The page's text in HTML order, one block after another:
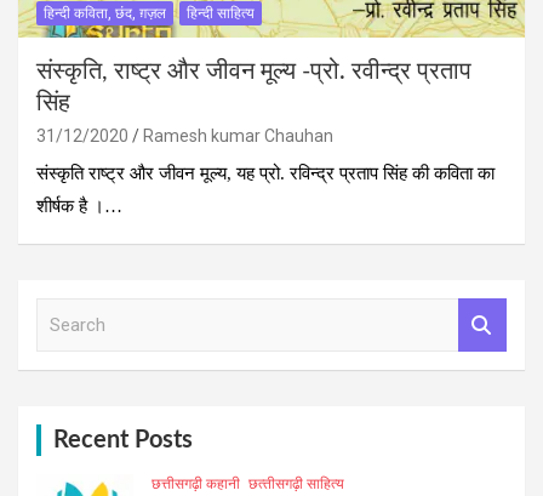
हिन्दी कविता, छंद, ग़ज़ल हिन्दी साहित्य
संस्‍कृति, राष्‍ट्र और जीवन मूल्‍य -प्रो. रवीन्‍द्र प्रताप
सिंह
31/12/2020
Ramesh kumar Chauhan
संस्‍कृति राष्‍ट्र और जीवन मूल्‍य, यह प्रो. रविन्‍द्र प्रताप सिंह की कविता का
शीर्षक है ।…
Recent Posts
छत्तीसगढ़ी कहानी छत्‍तीसगढ़ी साहित्‍य